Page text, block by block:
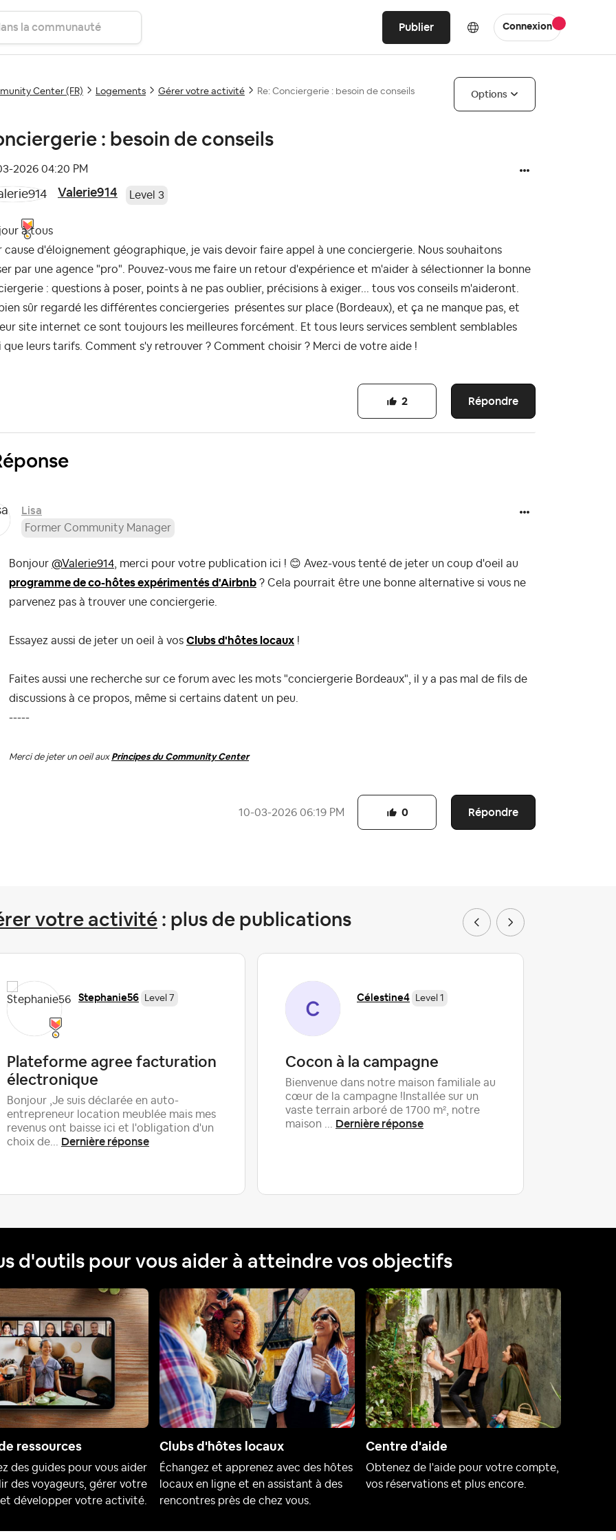
Publier Connexion
Center (FR) Logements Gérer votre activité Re: Conciergerie : besoin de conseils Options
: besoin de conseils
2026 04:20 PM
Valerie914 Level 3
à tous
cause d'éloignement géographique, je vais devoir faire appel à une conciergerie. Nous souhaitons
par une agence "pro". Pouvez-vous me faire un retour d'expérience et m'aider à sélectionner la bonne
: questions à poser, points à ne pas oublier, précisions à exiger... tous vos conseils m'aideront.
sûr regardé les différentes conciergeries présentes sur place (Bordeaux), et ça ne manque pas, et
site internet ce sont toujours les meilleures forcément. Et tous leurs services semblent semblables
que leurs tarifs. Comment s'y retrouver ? Comment choisir ? Merci de votre aide !
Répondre
2
Lisa
Former Community Manager
Bonjour @Valerie914 , merci pour votre publication ici ! 😊 Avez-vous tenté de jeter un coup d'oeil au
programme de co-hôtes expérimentés d'Airbnb ? Cela pourrait être une bonne alternative si vous ne
parvenez pas à trouver une conciergerie.
Essayez aussi de jeter un oeil à vos Clubs d'hôtes locaux !
Faites aussi une recherche sur ce forum avec les mots "conciergerie Bordeaux", il y a pas mal de fils de
discussions à ce propos, même si certains datent un peu.
-----
Merci de jeter un oeil aux Principes du Community Center
‎10-03-2026 06:19 PM Répondre
0
votre activité: plus de publications
Stephanie56 Level 7
Plateforme agree facturation
électronique
Bonjour ,Je suis déclarée en auto-
entrepreneur location meublée mais mes
revenus ont baisse ici et l'obligation d'un
choix de... Dernière réponse
Célestine4 Level 1
Cocon à la campagne
Bienvenue dans notre maison familiale au
cœur de la campagne !Installée sur un
vaste terrain arboré de 1700 m², notre
maison ... Dernière réponse
d'outils pour vous aider à atteindre vos objectifs
ressources
des guides pour vous aider
des voyageurs, gérer votre
développer votre activité.
Clubs d'hôtes locaux
Échangez et apprenez avec des hôtes
locaux en ligne et en assistant à des
rencontres près de chez vous.
Centre d'aide
Obtenez de l'aide pour votre compte,
vos réservations et plus encore.